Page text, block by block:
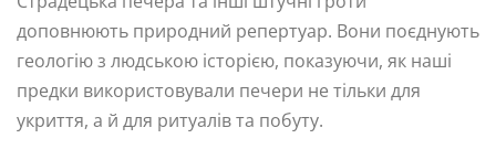
доповнюють природний репертуар. Вони поєднують
геологію з людською історією, показуючи, як наші
предки використовували печери не тільки для
укриття, а й для ритуалів та побуту.